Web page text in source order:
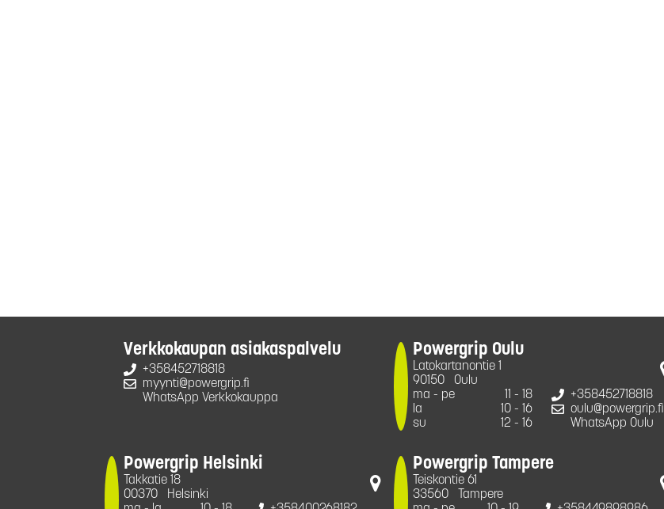
Verkkokaupan asiakaspalvelu
+358452718818
myynti@powergrip.fi
WhatsApp Verkkokauppa
Powergrip Oulu
Latokartanontie 1
90150
Oulu
ma - pe
11 - 18
la
10 - 16
su
12 - 16
+358452718818
oulu@powergrip.fi
WhatsApp Oulu
Powergrip Helsinki
Takkatie 18
00370
Helsinki
Powergrip Tampere
Teiskontie 61
33560
Tampere